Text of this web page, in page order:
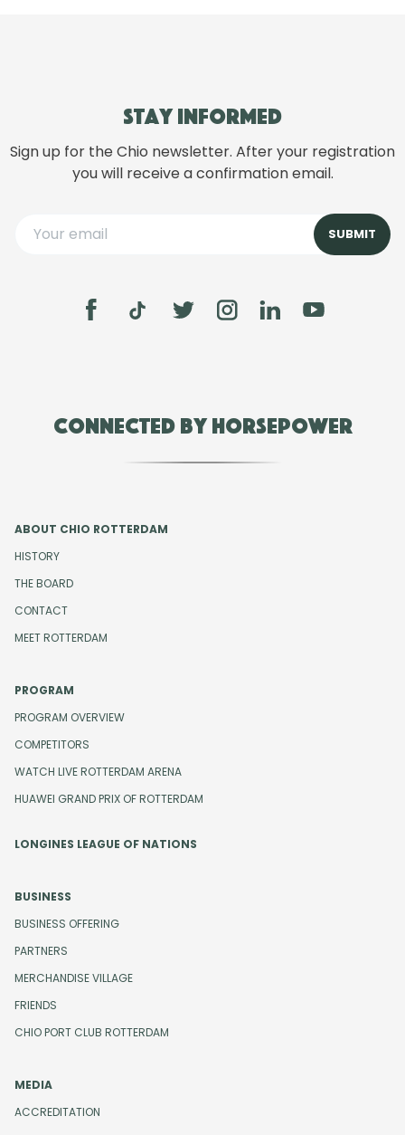
Stay informed
Sign up for the Chio newsletter. After your registration
you will receive a confirmation email.
Connected by Horsepower
ABOUT CHIO ROTTERDAM
HISTORY
THE BOARD
CONTACT
MEET ROTTERDAM
PROGRAM
PROGRAM OVERVIEW
COMPETITORS
WATCH LIVE ROTTERDAM ARENA
HUAWEI GRAND PRIX OF ROTTERDAM
LONGINES LEAGUE OF NATIONS
BUSINESS
BUSINESS OFFERING
PARTNERS
MERCHANDISE VILLAGE
FRIENDS
CHIO PORT CLUB ROTTERDAM
MEDIA
ACCREDITATION